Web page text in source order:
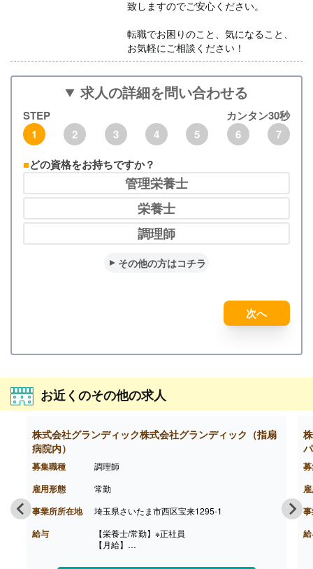
致しますのでご安心ください。
転職でお困りのこと、気になること、
お気軽にご相談ください！
求人の詳細を問い合わせる
STEP
カンタン30秒
1
2 3 4 5 6
7
どの資格をお持ちですか？
管理栄養士
栄養士
調理師
その他の方はコチラ
次へ
お近くのその他の求人
株式会社グランディック株式会社グランディック（指扇
病院内）
募集職種 調理師
雇用形態 常勤
事業所所在地 埼玉県さいたま市西区宝来1295-1
給与
【栄養士/常勤】※正社員
【月給】
栄養士 192,000円-245,000円